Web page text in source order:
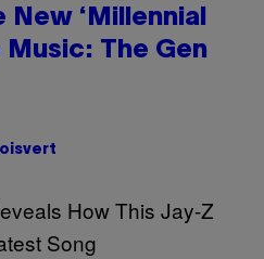
‘Millennial
Music: The Gen